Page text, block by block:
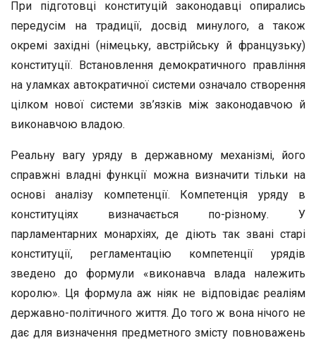
При підготовці конституцій законодавці опирались
передусім на традиції, досвід минулого, а також
окремі західні (німецьку, австрійську й французьку)
конституції. Встановлення демократичного правління
на уламках автократичної системи означало створення
цілком нової системи зв’язків між законодавчою й
виконавчою владою.
Реальну вагу уряду в державному механізмі, його
справжні владні функції можна визначити тільки на
основі аналізу компетенції. Компетенція уряду в
конституціях визначається по-різному. У
парламентарних монархіях, де діють так звані старі
конституції, регламентацію компетенції урядів
зведено до формули «виконавча влада належить
королю». Ця формула аж ніяк не відповідає реаліям
державно-політичного життя. До того ж вона нічого не
дає для визначення предметного змісту повноважень